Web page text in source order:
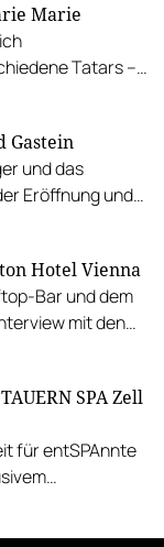
Marie
Tatars –
Gastein
und das
Eröffnung und
Hotel Vienna
Bar und dem
mit den
SPA Zell
für entSPAnnte